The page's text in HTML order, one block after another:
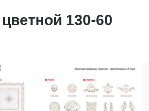
130-60